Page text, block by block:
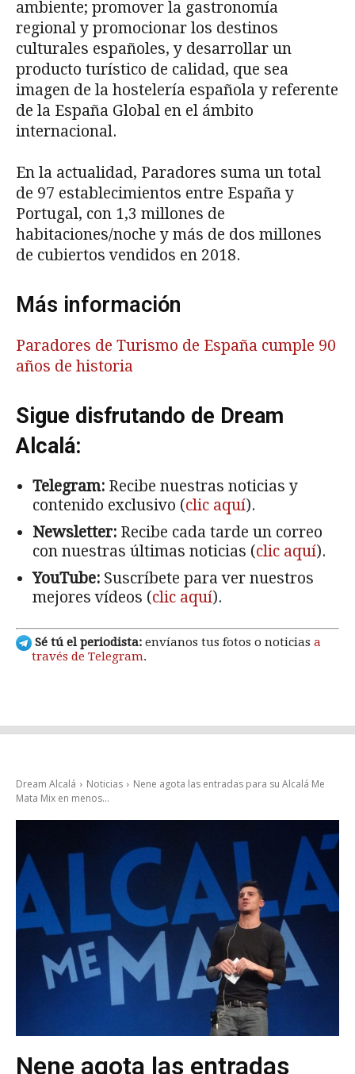
ambiente; promover la gastronomía
regional y promocionar los destinos
culturales españoles, y desarrollar un
producto turístico de calidad, que sea
imagen de la hostelería española y referente
de la España Global en el ámbito
internacional.
En la actualidad, Paradores suma un total
de 97 establecimientos entre España y
Portugal, con 1,3 millones de
habitaciones/noche y más de dos millones
de cubiertos vendidos en 2018.
Más información
Paradores de Turismo de España cumple 90
años de historia
Sigue disfrutando de Dream
Alcalá:
Telegram: Recibe nuestras noticias y
contenido exclusivo (clic aquí).
Newsletter: Recibe cada tarde un correo
con nuestras últimas noticias (clic aquí).
YouTube: Suscríbete para ver nuestros
mejores vídeos (clic aquí).
Sé tú el periodista: envíanos tus fotos o noticias a
través de Telegram.